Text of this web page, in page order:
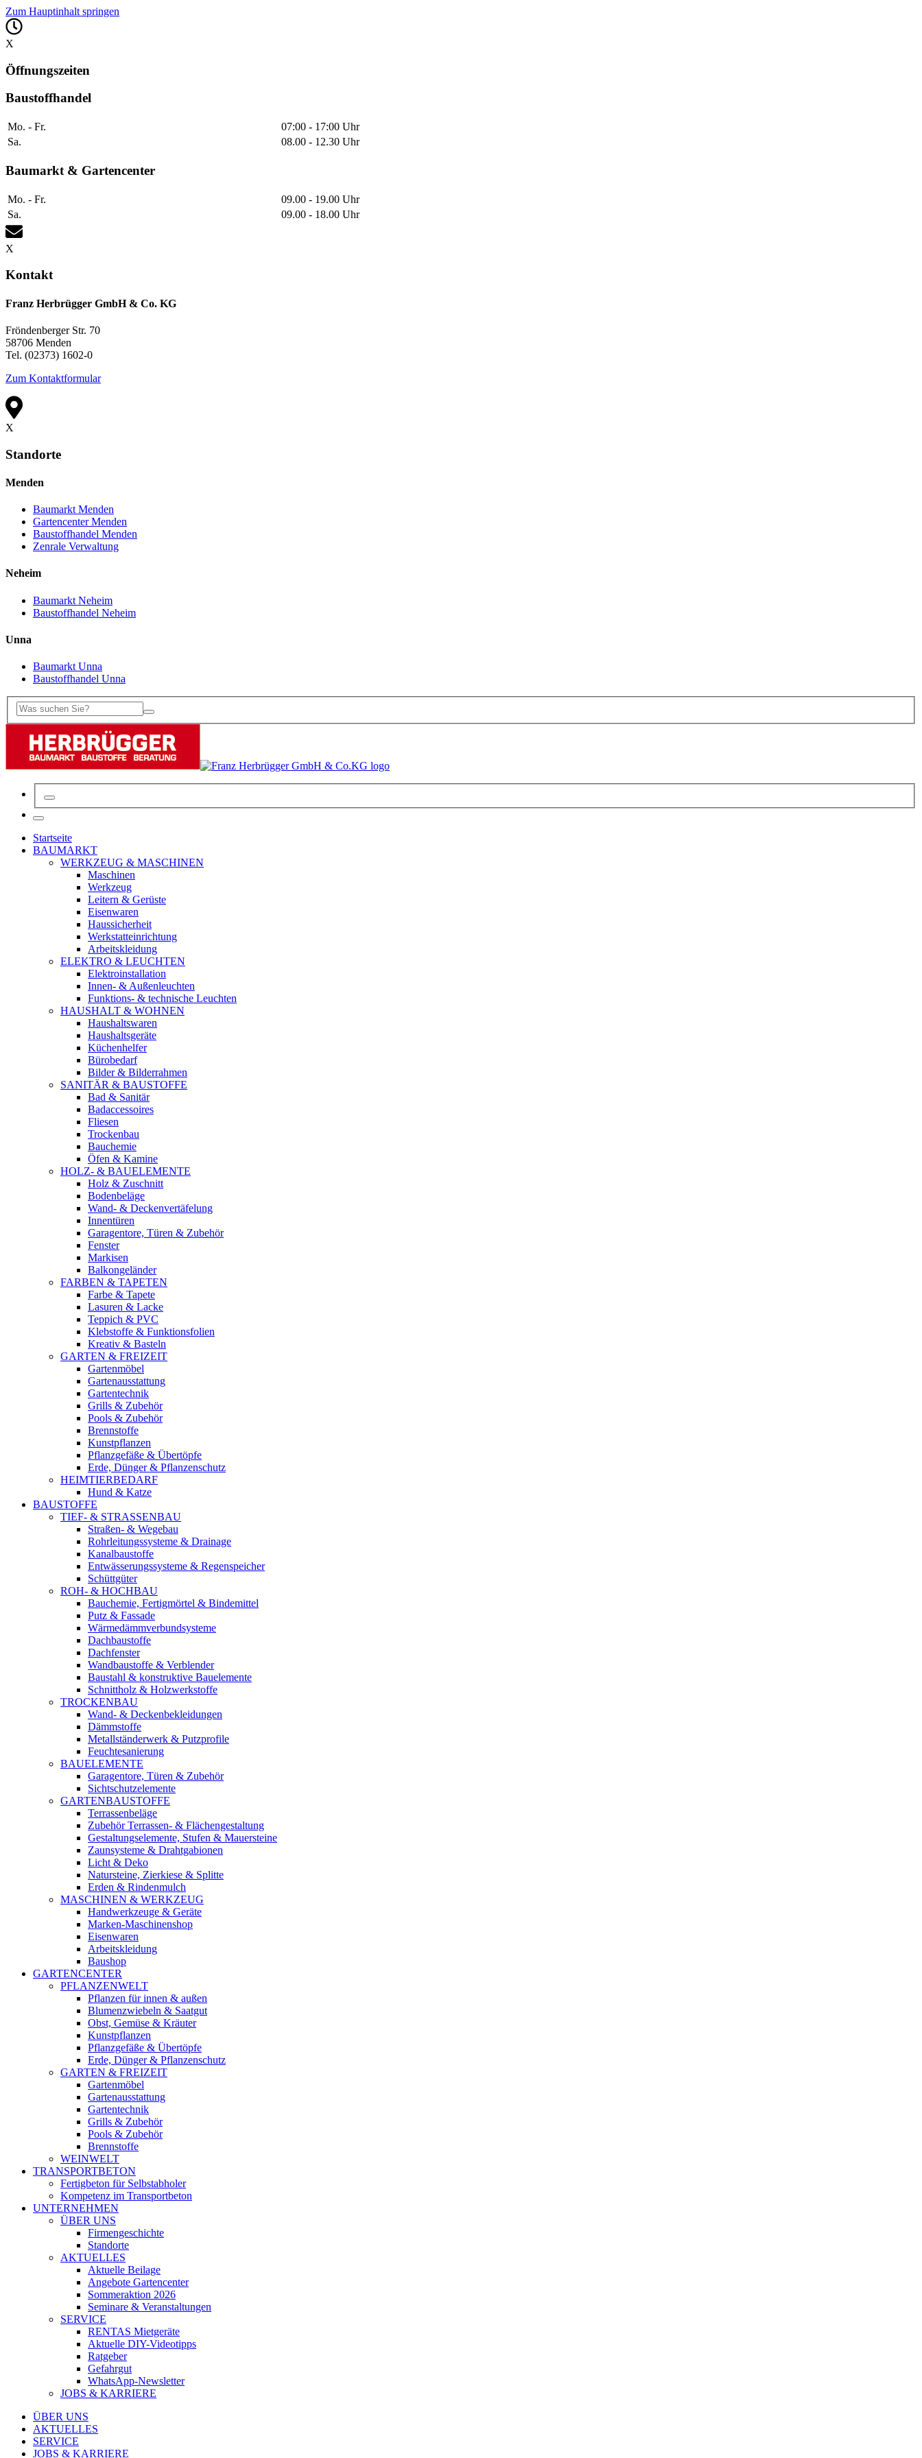
Zum Hauptinhalt springen
X
Öffnungszeiten
Baustoffhandel
Mo. - Fr.
07:00 - 17:00 Uhr
Sa.
08.00 - 12.30 Uhr
Baumarkt & Gartencenter
Mo. - Fr.
09.00 - 19.00 Uhr
Sa.
09.00 - 18.00 Uhr
X
Kontakt
Franz Herbrügger GmbH & Co. KG
Fröndenberger Str. 70
58706 Menden
Tel. (02373) 1602-0
Zum Kontaktformular
X
Standorte
Menden
Baumarkt Menden
Gartencenter Menden
Baustoffhandel Menden
Zenrale Verwaltung
Neheim
Baumarkt Neheim
Baustoffhandel Neheim
Unna
Baumarkt Unna
Baustoffhandel Unna
Startseite
BAUMARKT
WERKZEUG & MASCHINEN
Maschinen
Werkzeug
Leitern & Gerüste
Eisenwaren
Haussicherheit
Werkstatteinrichtung
Arbeitskleidung
ELEKTRO & LEUCHTEN
Elektroinstallation
Innen- & Außenleuchten
Funktions- & technische Leuchten
HAUSHALT & WOHNEN
Haushaltswaren
Haushaltsgeräte
Küchenhelfer
Bürobedarf
Bilder & Bilderrahmen
SANITÄR & BAUSTOFFE
Bad & Sanitär
Badaccessoires
Fliesen
Trockenbau
Bauchemie
Öfen & Kamine
HOLZ- & BAUELEMENTE
Holz & Zuschnitt
Bodenbeläge
Wand- & Deckenvertäfelung
Innentüren
Garagentore, Türen & Zubehör
Fenster
Markisen
Balkongeländer
FARBEN & TAPETEN
Farbe & Tapete
Lasuren & Lacke
Teppich & PVC
Klebstoffe & Funktionsfolien
Kreativ & Basteln
GARTEN & FREIZEIT
Gartenmöbel
Gartenausstattung
Gartentechnik
Grills & Zubehör
Pools & Zubehör
Brennstoffe
Kunstpflanzen
Pflanzgefäße & Übertöpfe
Erde, Dünger & Pflanzenschutz
HEIMTIERBEDARF
Hund & Katze
BAUSTOFFE
TIEF- & STRASSENBAU
Straßen- & Wegebau
Rohrleitungssysteme & Drainage
Kanalbaustoffe
Entwässerungssysteme & Regenspeicher
Schüttgüter
ROH- & HOCHBAU
Bauchemie, Fertigmörtel & Bindemittel
Putz & Fassade
Wärmedämmverbundsysteme
Dachbaustoffe
Dachfenster
Wandbaustoffe & Verblender
Baustahl & konstruktive Bauelemente
Schnittholz & Holzwerkstoffe
TROCKENBAU
Wand- & Deckenbekleidungen
Dämmstoffe
Metallständerwerk & Putzprofile
Feuchtesanierung
BAUELEMENTE
Garagentore, Türen & Zubehör
Sichtschutzelemente
GARTENBAUSTOFFE
Terrassenbeläge
Zubehör Terrassen- & Flächengestaltung
Gestaltungselemente, Stufen & Mauersteine
Zaunsysteme & Drahtgabionen
Licht & Deko
Natursteine, Zierkiese & Splitte
Erden & Rindenmulch
MASCHINEN & WERKZEUG
Handwerkzeuge & Geräte
Marken-Maschinenshop
Eisenwaren
Arbeitskleidung
Baushop
GARTENCENTER
PFLANZENWELT
Pflanzen für innen & außen
Blumenzwiebeln & Saatgut
Obst, Gemüse & Kräuter
Kunstpflanzen
Pflanzgefäße & Übertöpfe
Erde, Dünger & Pflanzenschutz
GARTEN & FREIZEIT
Gartenmöbel
Gartenausstattung
Gartentechnik
Grills & Zubehör
Pools & Zubehör
Brennstoffe
WEINWELT
TRANSPORTBETON
Fertigbeton für Selbstabholer
Kompetenz im Transportbeton
UNTERNEHMEN
ÜBER UNS
Firmengeschichte
Standorte
AKTUELLES
Aktuelle Beilage
Angebote Gartencenter
Sommeraktion 2026
Seminare & Veranstaltungen
SERVICE
RENTAS Mietgeräte
Aktuelle DIY-Videotipps
Ratgeber
Gefahrgut
WhatsApp-Newsletter
JOBS & KARRIERE
ÜBER UNS
AKTUELLES
SERVICE
JOBS & KARRIERE